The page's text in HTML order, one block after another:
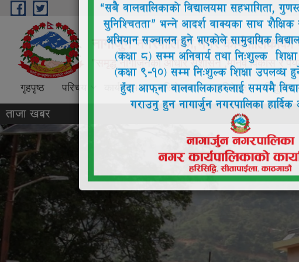
Skip to main content
नागार्जुन नगरपालिका,नगर कार्यपालिकाको
"समृद्ध नागार्जुनको आधार सुशासन ,मानव विकास र
गृहपृष्ठ परिचय कार्यक्रम तथा परियोजना प्रतिवेदन
ताजा खबर